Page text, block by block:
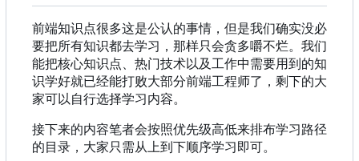
前端知识点很多这是公认的事情，但是我们确实没必
要把所有知识都去学习，那样只会贪多嚼不烂。我们
能把核心知识点、热门技术以及工作中需要用到的知
识学好就已经能打败大部分前端工程师了，剩下的大
家可以自行选择学习内容。
接下来的内容笔者会按照优先级高低来排布学习路径
的目录，大家只需从上到下顺序学习即可。